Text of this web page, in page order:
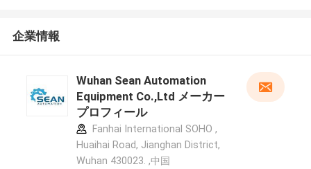
企業情報
Wuhan Sean Automation
Equipment Co.,Ltd メーカー
プロフィール
Fanhai International SOHO ,
Huaihai Road, Jianghan District,
Wuhan 430023. ,中国